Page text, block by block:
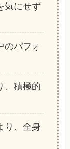
気にせず
のパフォ
、積極的
り、全身